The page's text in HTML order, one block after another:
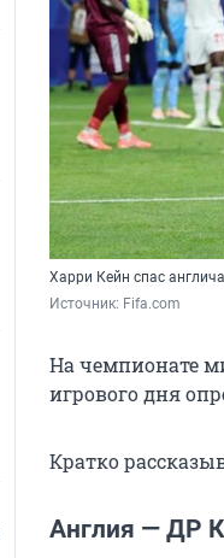
Харри Кейн спас
Источник: Fifa.com
На чемпионате
игрового дня
Кратко
Англия — ДР